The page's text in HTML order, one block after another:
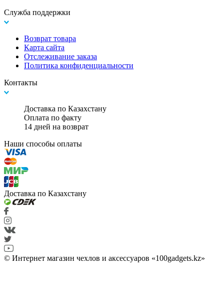
Служба поддержки
Возврат товара
Карта сайта
Отслеживание заказа
Контакты
Доставка по Казахстану
Оплата по факту
Наши способы оплаты
Доставка по Казахстану